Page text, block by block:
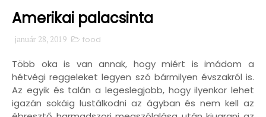
Amerikai palacsinta
január 28, 2019 food
Több oka is van annak, hogy miért is imádom a
hétvégi reggeleket legyen szó bármilyen évszakról is.
Az egyik és talán a legeslegjobb, hogy ilyenkor lehet
igazán sokáig lustálkodni az ágyban és nem kell az